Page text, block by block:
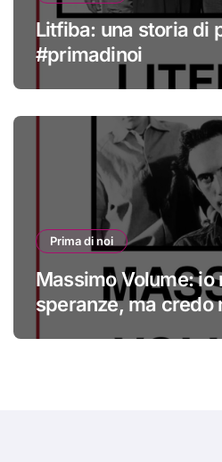
Litfiba: una storia di
#primadinoi
Prima di noi
Massimo Volume: io
speranze, ma credo